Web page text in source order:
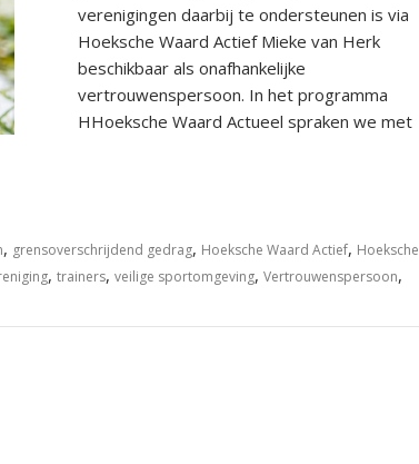
verenigingen daarbij te ondersteunen is via
Hoeksche Waard Actief Mieke van Herk
beschikbaar als onafhankelijke
vertrouwenspersoon. In het programma
HHoeksche Waard Actueel spraken we met
, grensoverschrijdend gedrag, Hoeksche Waard Actief, Hoeksche
, trainers, veilige sportomgeving, Vertrouwenspersoon,